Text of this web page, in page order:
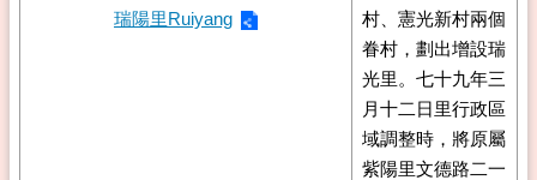
瑞陽里Ruiyang
村、憲光新村兩個
眷村，劃出增設瑞
光里。七十九年三
月十二日里行政區
域調整時，將原屬
紫陽里文德路二一